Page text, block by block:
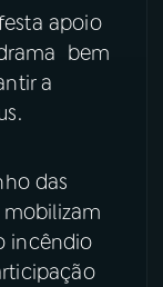
apoio
bem
a
das
incêndio